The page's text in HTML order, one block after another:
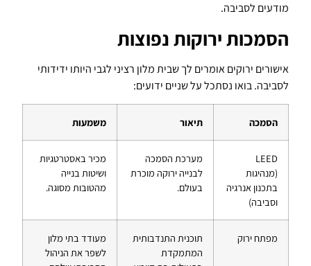
מודעים לסביבה.
הסמכות ירוקות נפוצות
אישורים ירוקים אומרים לך שבית מלון רציני לגבי היותו ידידותי
לסביבה. בואו נסתכל על שניים ידועים:
הסמכה תיאור משמעות
LEED
(מנהיגות
בתכנון אנרגיה
וסביבה)
מערכת הסמכה
לבנייה ירוקה מוכרת
בעולם.
מכיר באסטרטגיות
ושיטות בנייה
מהטובות מסוגה.
מפתח ירוק
תוכנית התנדבותית
המתמקדת
מעודד בתי מלון
לשפר את הניהול